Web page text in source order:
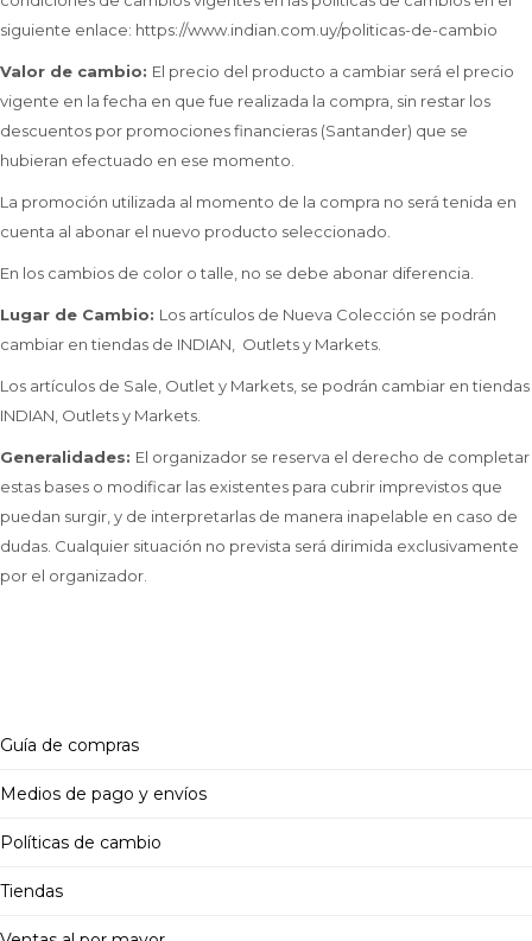
siguiente enlace: https://www.indian.com.uy/politicas-de-cambio
Valor de cambio: El precio del producto a cambiar será el precio
vigente en la fecha en que fue realizada la compra, sin restar los
descuentos por promociones financieras (Santander) que se
hubieran efectuado en ese momento.
La promoción utilizada al momento de la compra no será tenida en
cuenta al abonar el nuevo producto seleccionado.
En los cambios de color o talle, no se debe abonar diferencia.
Lugar de Cambio: Los artículos de Nueva Colección se podrán
cambiar en tiendas de INDIAN, Outlets y Markets.
Los artículos de Sale, Outlet y Markets, se podrán cambiar en tiendas
INDIAN, Outlets y Markets.
Generalidades: El organizador se reserva el derecho de completar
estas bases o modificar las existentes para cubrir imprevistos que
puedan surgir, y de interpretarlas de manera inapelable en caso de
dudas. Cualquier situación no prevista será dirimida exclusivamente
por el organizador.
Guía de compras
Medios de pago y envíos
Políticas de cambio
Tiendas